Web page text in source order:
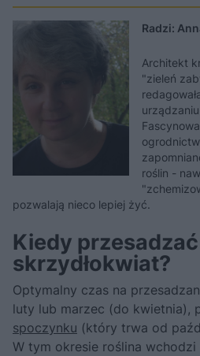
Radzi:
Architekt
"zieleń
roślin -
pozwalają nieco lepiej żyć.
Kiedy przesadzać
skrzydłokwiat?
Optymalny czas na
luty lub marzec (do kwietnia),
spoczynku (który trwa od
W tym okresie roślina